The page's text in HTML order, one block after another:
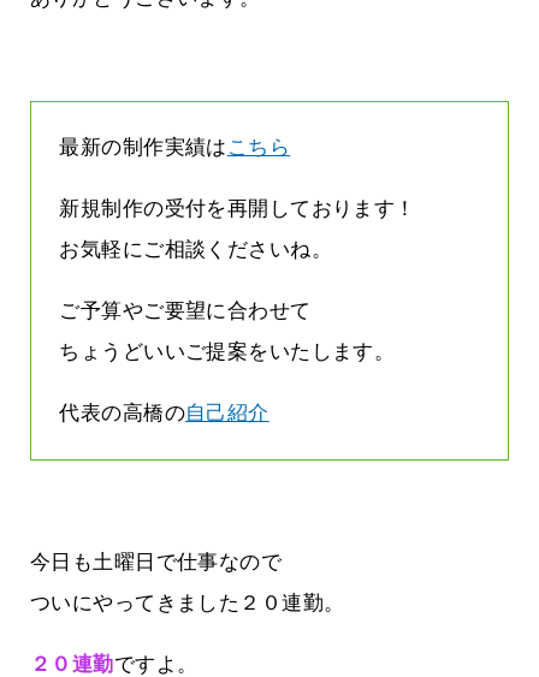
最新の制作実績は こちら
新規制作の受付を再開しております！
お気軽にご相談くださいね。
ご予算やご要望に合わせて
ちょうどいいご提案をいたします。
代表の高橋の自己紹介
今日も土曜日で仕事なので
ついにやってきました２０連勤。
２０連勤ですよ。